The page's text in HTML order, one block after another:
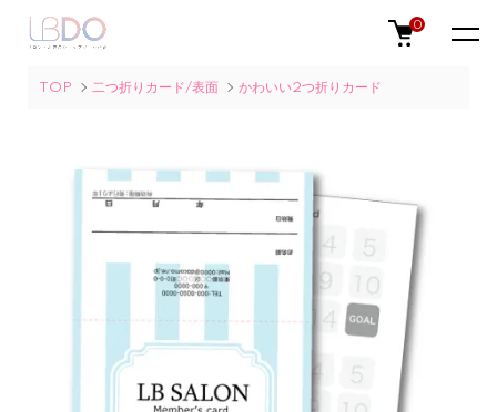
0
TOP 二つ折りカード/表面 かわいい2つ折りカード